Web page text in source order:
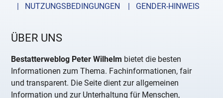
| NUTZUNGSBEDINGUNGEN
| GENDER-HINWEIS
ÜBER UNS
Bestatterweblog Peter Wilhelm bietet die besten
Informationen zum Thema. Fachinformationen, fair
und transparent. Die Seite dient zur allgemeinen
Information und zur Unterhaltung für Menschen,